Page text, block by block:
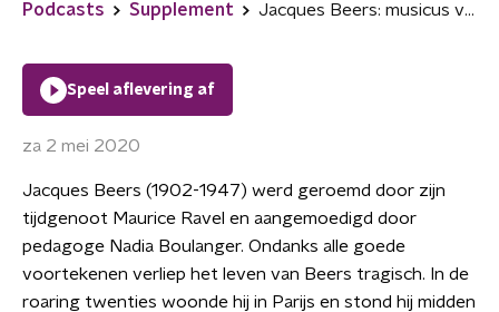
Podcasts Supplement Jacques Beers: musicus van de toekomst
Speel aflevering af
za 2 mei 2020
Jacques Beers (1902-1947) werd geroemd door zijn
tijdgenoot Maurice Ravel en aangemoedigd door
pedagoge Nadia Boulanger. Ondanks alle goede
voortekenen verliep het leven van Beers tragisch. In de
roaring twenties woonde hij in Parijs en stond hij midden